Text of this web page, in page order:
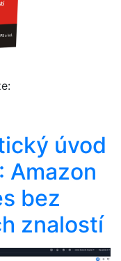
úvod
Amazon
bez
znalostí